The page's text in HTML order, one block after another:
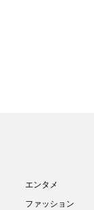
エンタメ
ファッション